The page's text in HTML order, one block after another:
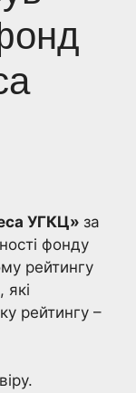
УГКЦ» за
фонду
рейтингу
які
рейтингу –